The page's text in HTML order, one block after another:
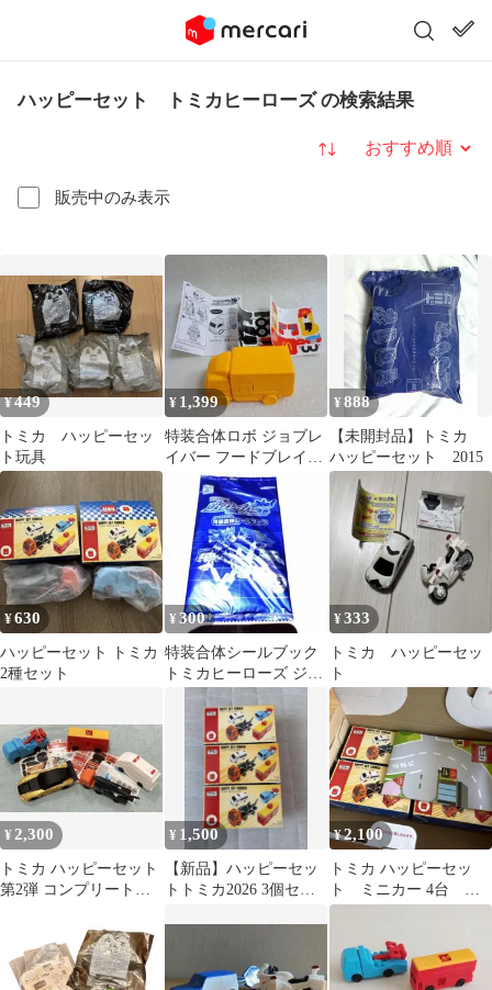
ハッピーセット トミカヒーローズ の検索結果
販売中のみ表示
並び替え
¥449
トミカ ハッピーセッ
ト玩具
¥ 1,399
特装合体ロボ ジョブレ
イバー フードブレイバ
ー マクドナル トラック
ミニカー
¥888
【未開封品】トミカ
ハッピーセット 2015
¥630
ハッピーセット トミカ
2種セット
¥ 300
特装合体シールブック
トミカヒーローズ ジョ
ブレイバー 新品 未開封
¥333
トミカ ハッピーセッ
ト
¥2,300
トミカ ハッピーセット
第2弾 コンプリートセ
¥ 1,500
【新品】ハッピーセッ
トトミカ2026 3個セッ
¥2,100
トミカ ハッピーセッ
ト ミニカー 4台 あ
と一つでコンプリー